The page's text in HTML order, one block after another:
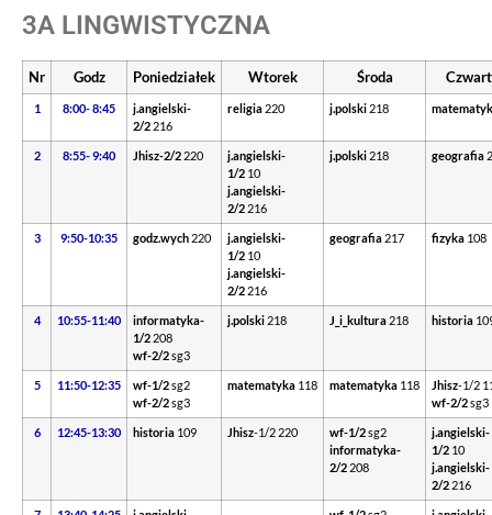
3A LINGWISTYCZNA
Nr Godz Poniedziałek Wtorek Środa
1 8:00- 8:45
j.angielski-
2/2 216
religia 220 j.polski 218
2 8:55- 9:40 Jhisz-2/2 220
j.angielski-
1/2 10
j.angielski-
2/2 216
j.polski 218 geografia
3 9:50-10:35 godz.wych 220
j.angielski-
1/2 10
j.angielski-
2/2 216
geografia 217 fizyka 108
4 10:55-11:40
informatyka-
1/2 208
wf-2/2sg3
j.polski 218 J_i_kultura 218 historia
5 11:50-12:35 wf-1/2sg2
wf-2/2sg3
matematyka 118 matematyka 118 Jhisz-1/2
wf-2/2sg3
6 12:45-13:30 historia 109 Jhisz-1/2 220 wf-1/2sg2
informatyka-
2/2 208
j.angielski-
1/2 10
j.angielski-
2/2 216